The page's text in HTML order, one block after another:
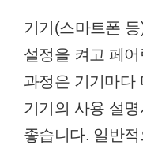
기기(스마트폰
설정을 켜고 페어
과정은 기기마다
기기의 사용 설명
좋습니다. 일반